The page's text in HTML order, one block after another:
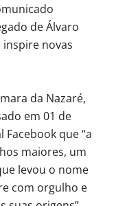
de Álvaro
novas
da Nazaré,
em 01 de
que “a
maiores, um
levou o nome
com orgulho e